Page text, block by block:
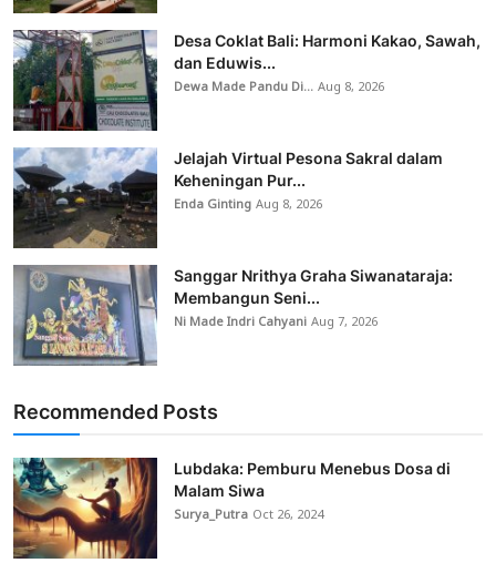
Desa Coklat Bali: Harmoni Kakao, Sawah,
dan Eduwis...
Dewa Made Pandu Di...Aug 8, 2026
Jelajah Virtual Pesona Sakral dalam
Keheningan Pur...
Enda GintingAug 8, 2026
Sanggar Nrithya Graha Siwanataraja:
Membangun Seni...
Ni Made Indri CahyaniAug 7, 2026
Recommended Posts
Lubdaka: Pemburu Menebus Dosa di
Malam Siwa
Surya_Putra Oct 26, 2024